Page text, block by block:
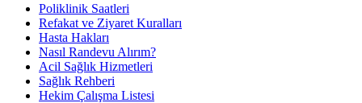
Poliklinik Saatleri
Refakat ve Ziyaret Kuralları
Hasta Hakları
Nasıl Randevu Alırım?
Acil Sağlık Hizmetleri
Sağlık Rehberi
Hekim Çalışma Listesi